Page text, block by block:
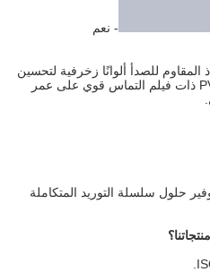
- نعم
للصدأ ألوانًا زخرفية لتحسين
الشعور بالرؤية. ستحصل أجهزة PVD ذات فيلم التماس قوي على عمر
حلول سلسلة التوريد المتكاملة